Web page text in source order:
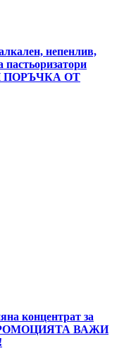
непенлив,
пастьоризатори
ОТ
концентрат за
ПРОМОЦИЯТА ВАЖИ